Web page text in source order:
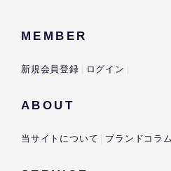
MEMBER
新規会員登録 ログイン
ABOUT
当サイトについて ブランドコラム